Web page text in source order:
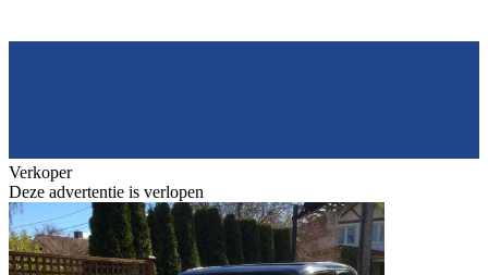
Verkoper
Deze advertentie is verlopen